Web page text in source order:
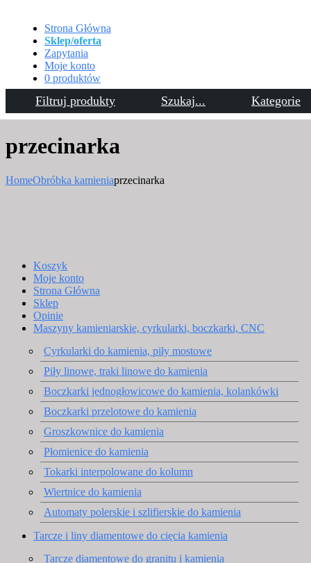
Filtruj produkty Szukaj... Kategorie
Strona Główna
Sklep/oferta
Zapytania
Moje konto
0 produktów
Kontakt
przecinarka
HomeObróbka kamieniaprzecinarka
Koszyk
Moje konto
Strona Główna
Sklep
Opinie
Maszyny kamieniarskie, cyrkularki, boczkarki, CNC
Cyrkularki do kamienia, piły mostowe
Piły linowe, traki linowe do kamienia
Boczkarki jednogłowicowe do kamienia, kolankówki
Boczkarki przelotowe do kamienia
Groszkownice do kamienia
Płomienice do kamienia
Tokarki interpolowane do kolumn
Wiertnice do kamienia
Automaty polerskie i szlifierskie do kamienia
Tarcze i liny diamentowe do cięcia kamienia
Tarcze diamentowe do granitu i kamienia